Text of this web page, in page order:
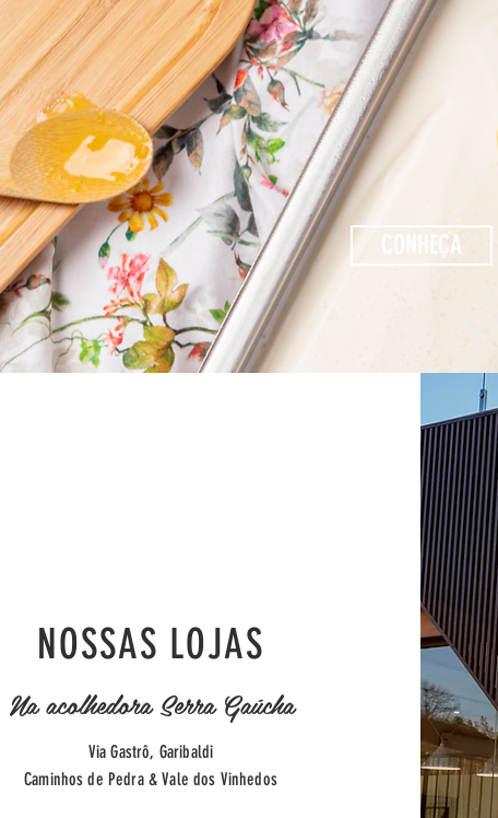
CONHEÇA
NOSSAS LOJAS
Na acolhedora Serra Gaúcha
Via Gastrô, Garibaldi
Caminhos de Pedra & Vale dos Vinhedos